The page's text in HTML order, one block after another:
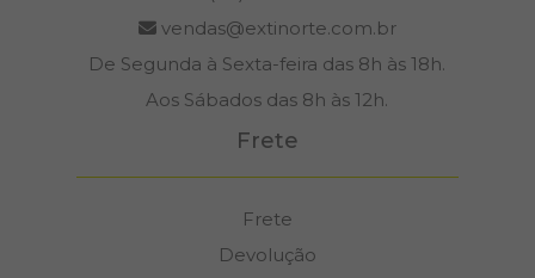
vendas@extinorte.com.br
De Segunda à Sexta-feira das 8h às 18h.
Aos Sábados das 8h às 12h.
Frete
Frete
Devolução